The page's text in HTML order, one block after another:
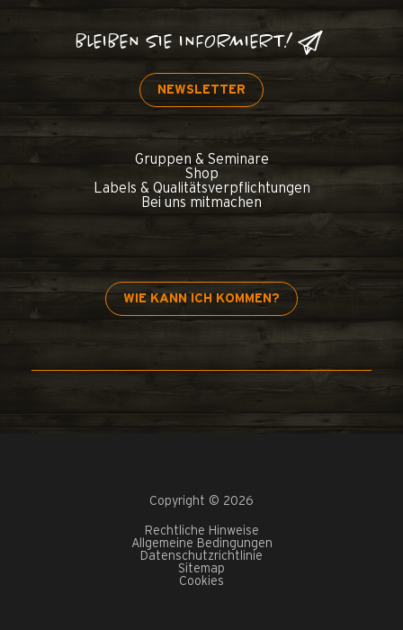
BLEIBEN SIE INFORMIERT!
NEWSLETTER
Gruppen & Seminare
Shop
Labels & Qualitätsverpflichtungen
Bei uns mitmachen
WIE KANN ICH KOMMEN?
Copyright © 2026
Rechtliche Hinweise
Allgemeine Bedingungen
Datenschutzrichtlinie
Sitemap
Cookies